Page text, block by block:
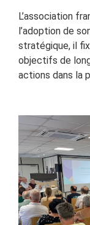
L’association
l’adoption de
stratégique, il
objectifs de
actions dans la